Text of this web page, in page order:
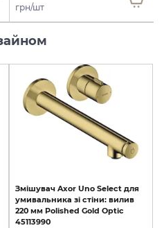
грн/шт
Змішувач Axor Uno Select для
умивальника зі стіни: вилив
220 мм Polished Gold Optic
45113990